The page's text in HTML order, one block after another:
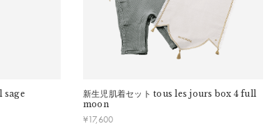
で、洗濯後は形を整えてで下さい。
せず、畳んで保管して下さい。
sage 新生児肌着セット tous les jours box 4 full
moon
¥17,600